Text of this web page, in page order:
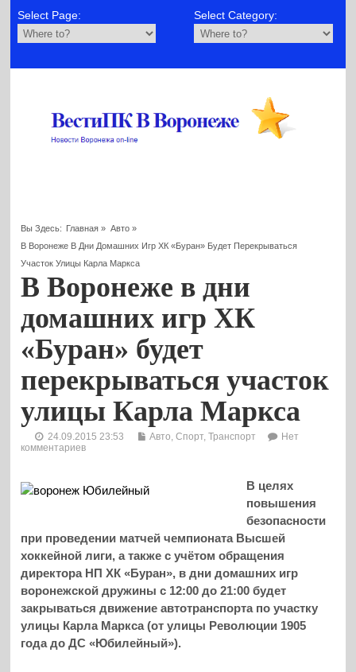
Select Page: Select Category:
Вы Здесь: Главная » Авто»
В Воронеже В Дни Домашних Игр ХК «Буран» Будет Перекрываться
Участок Улицы Карла Маркса
В Воронеже в дни
домашних игр ХК
«Буран» будет
перекрываться участок
улицы Карла Маркса
24.09.2015 23:53 Авто ,Спорт ,Транспорт
Нет
комментариев
В целях
повышения
безопасности
при проведении матчей чемпионата Высшей
хоккейной лиги, а также с учётом обращения
директора НП ХК «Буран», в дни домашних игр
воронежской дружины с 12:00 до 21:00 будет
закрываться движение автотранспорта по участку
улицы Карла Маркса (от улицы Революции 1905
года до ДС «Юбилейный»).